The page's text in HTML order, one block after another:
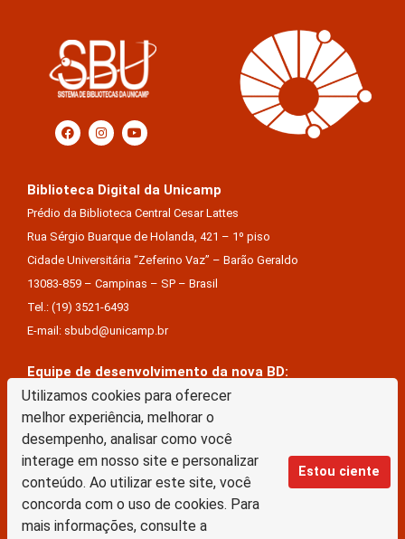
Utilizamos cookies para oferecer
melhor experiência, melhorar o
desempenho, analisar como você
interage em nosso site e personalizar
conteúdo. Ao utilizar este site, você
concorda com o uso de cookies. Para
mais informações, consulte a
Estou ciente
Biblioteca Digital da Unicamp
Prédio da Biblioteca Central Cesar Lattes
Rua Sérgio Buarque de Holanda, 421 – 1º piso
Cidade Universitária “Zeferino Vaz” – Barão Geraldo
13083-859 – Campinas – SP – Brasil
Tel.: (19) 3521-6493
E-mail: sbubd@unicamp.br
Equipe de desenvolvimento da nova BD:
Keite Aparecida Duarte
Márcio Vinícius De Jesus Almeida
Saul Victor De Castro E Silva
A Biblioteca Digital da Unicamp está licenciado com uma Licença Creative Commons –
Atribuição Sem Derivações 4.0 Internacional